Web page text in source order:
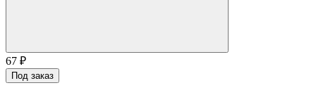
67 ₽
Под заказ